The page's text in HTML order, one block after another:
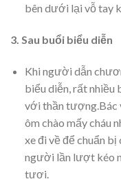
bên dưới lại vỗ tay
3. Sau buổi biểu diễn
Khi người dẫn
biểu diễn, rất nhiều
với thần tượng.Bác
ôm chào mấy cháu
xe đi về để chuẩn
người lần lượt kéo
tươi.